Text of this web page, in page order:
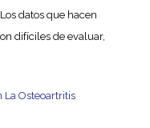
datos que hacen
difíciles de evaluar,
La Osteoartritis